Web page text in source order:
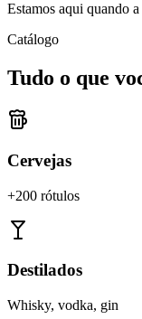
Estamos aqui quando
Catálogo
Tudo o que
Cervejas
+200 rótulos
Destilados
Whisky, vodka, gin